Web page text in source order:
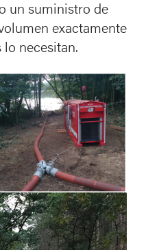
un suministro de
exactamente
necesitan.